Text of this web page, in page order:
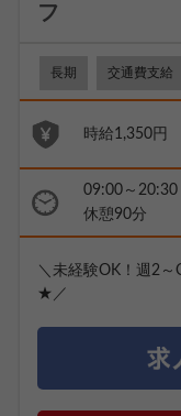
フ
長期 交通費支給
時給1,350円
09:00～20:30
休憩90分
＼未経験OK！週2
★／